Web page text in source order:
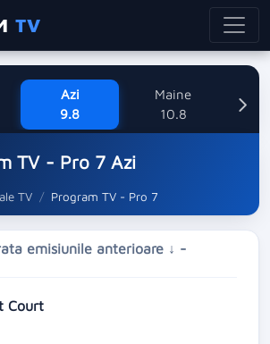
TV
Azi
9.8
Maine
10.8
TV - Pro 7 Azi
TV Program TV - Pro 7
emisiunile anterioare ↓ -
Court